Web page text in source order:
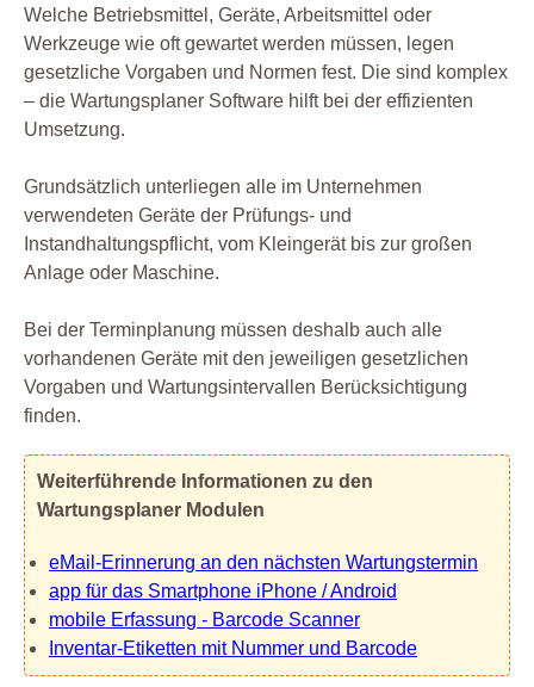
Welche Betriebsmittel, Geräte, Arbeitsmittel oder
Werkzeuge wie oft gewartet werden müssen, legen
gesetzliche Vorgaben und Normen fest. Die sind komplex
– die Wartungsplaner Software hilft bei der effizienten
Umsetzung.
Grundsätzlich unterliegen alle im Unternehmen
verwendeten Geräte der Prüfungs- und
Instandhaltungspflicht, vom Kleingerät bis zur großen
Anlage oder Maschine.
Bei der Terminplanung müssen deshalb auch alle
vorhandenen Geräte mit den jeweiligen gesetzlichen
Vorgaben und Wartungsintervallen Berücksichtigung
finden.
Weiterführende Informationen zu den
Wartungsplaner Modulen
eMail-Erinnerung an den nächsten Wartungstermin
app für das Smartphone iPhone / Android
mobile Erfassung - Barcode Scanner
Inventar-Etiketten mit Nummer und Barcode